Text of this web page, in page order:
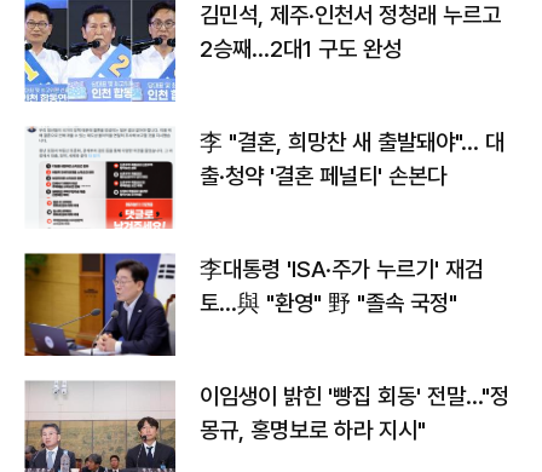
김민석, 제주·인천서 정청래 누르고
2승째…2대1 구도 완성
李 "결혼, 희망찬 새 출발돼야"… 대
출·청약 '결혼 페널티' 손본다
李대통령 'ISA·주가 누르기' 재검
토…與 "환영" 野 "졸속 국정"
이임생이 밝힌 '빵집 회동' 전말…"정
몽규, 홍명보로 하라 지시"